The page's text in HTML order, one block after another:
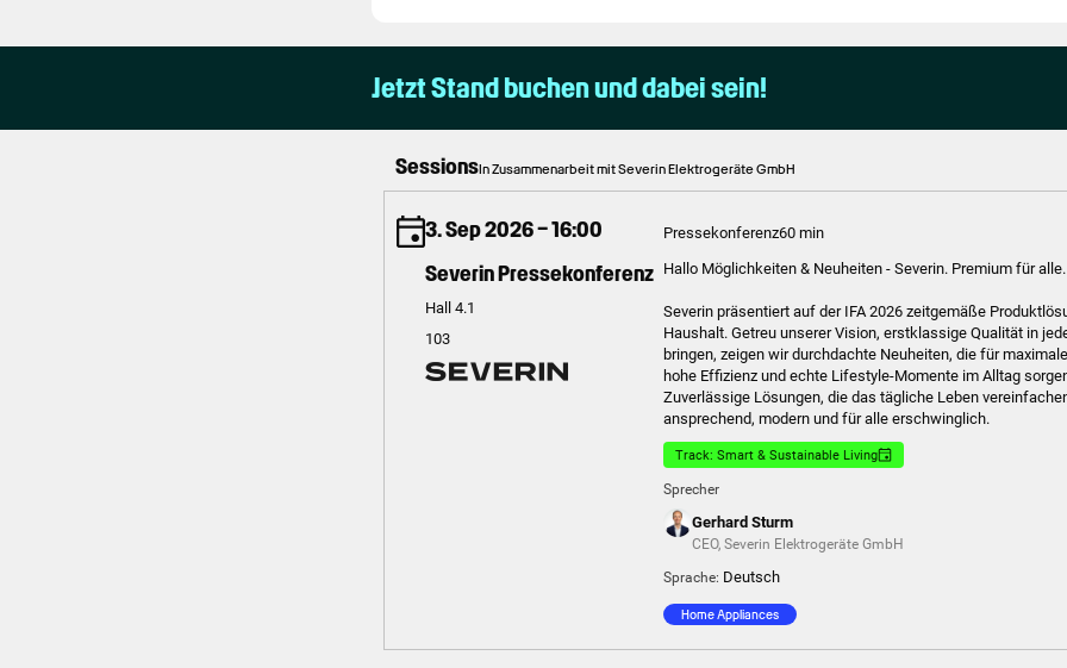
Jetzt Stand buchen und dabei sein!
SessionsIn Zusammenarbeit mit Severin Elektrogeräte GmbH
3. Sep 2026 – 16:00
Severin Pressekonferenz
Hall 4.1
103
Pressekonferenz60 min
Hallo Möglichkeiten & Neuheiten - Severin. Premium für alle.
Severin präsentiert auf der IFA 2026 zeitgemäße
Haushalt. Getreu unserer Vision, erstklassige Qualität in
bringen, zeigen wir durchdachte Neuheiten, die für
hohe Effizienz und echte Lifestyle-Momente im Alltag
Zuverlässige Lösungen, die das tägliche Leben
ansprechend, modern und für alle erschwinglich.
Track: Smart & Sustainable Living
Sprecher
Gerhard Sturm
CEO, Severin Elektrogeräte GmbH
Sprache: Deutsch
Home Appliances